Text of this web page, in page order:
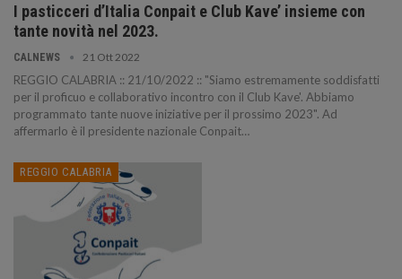
I pasticceri d’Italia Conpait e Club Kave’ insieme con
tante novità nel 2023.
CALNEWS 21 Ott 2022
REGGIO CALABRIA :: 21/10/2022 :: "Siamo estremamente soddisfatti
per il proficuo e collaborativo incontro con il Club Kave'. Abbiamo
programmato tante nuove iniziative per il prossimo 2023". Ad
affermarlo è il presidente nazionale Conpait…
REGGIO CALABRIA